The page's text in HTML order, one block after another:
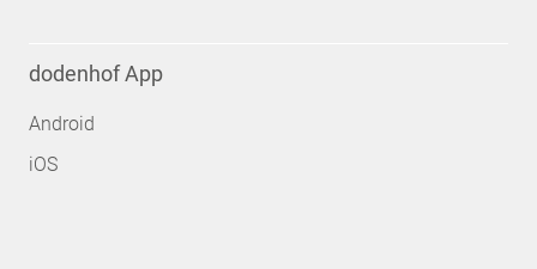
dodenhof App
Android
iOS